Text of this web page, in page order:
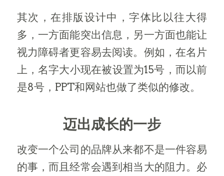
其次，在排版设计中，字体比以往大得
多，一方面能突出信息，另一方面也能让
视力障碍者更容易去阅读。例如，在名片
上，名字大小现在被设置为15号，而以前
是8号，PPT和网站也做了类似的修改。
迈出成长的一步
改变一个公司的品牌从来都不是一件容易
的事，而且经常会遇到相当大的阻力。必